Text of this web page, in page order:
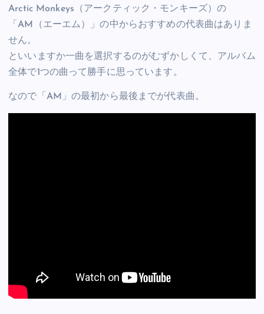
Arctic Monkeys（アークティック・モンキーズ）の
「AM（エーエム）」の中からおすすめの代表曲はありま
せん。
といいますか一曲を選択するのがむずかしくて、アルバム
全体で1つの曲って勝手に思っています。
なので「AM」の最初から最後までが代表曲。